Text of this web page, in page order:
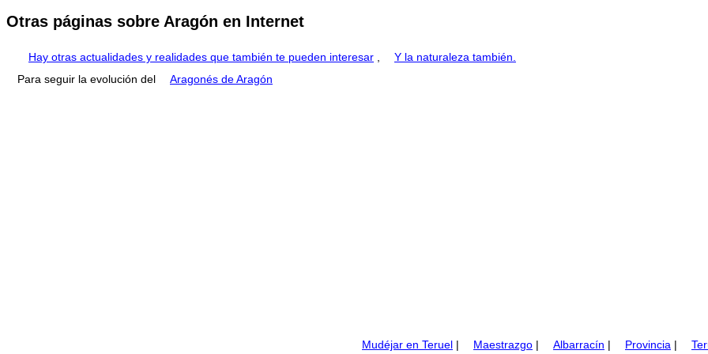
Otras páginas sobre Aragón en Internet
Hay otras actualidades y realidades que también te pueden interesar
Y la naturaleza también.
Para seguir la evolución del
Aragonés de Aragón
Mudéjar en Teruel | Maestrazgo | Albarracín | Provincia |